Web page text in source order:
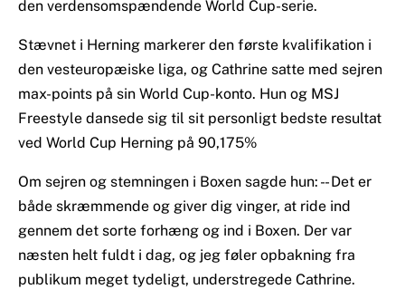
den verdensomspændende World Cup-serie.
Stævnet i Herning markerer den første kvalifikation i
den vesteuropæiske liga, og Cathrine satte med sejren
max-points på sin World Cup-konto. Hun og MSJ
Freestyle dansede sig til sit personligt bedste resultat
ved World Cup Herning på 90,175%
Om sejren og stemningen i Boxen sagde hun: - - Det er
både skræmmende og giver dig vinger, at ride ind
gennem det sorte forhæng og ind i Boxen. Der var
næsten helt fuldt i dag, og jeg føler opbakning fra
publikum meget tydeligt, understregede Cathrine.